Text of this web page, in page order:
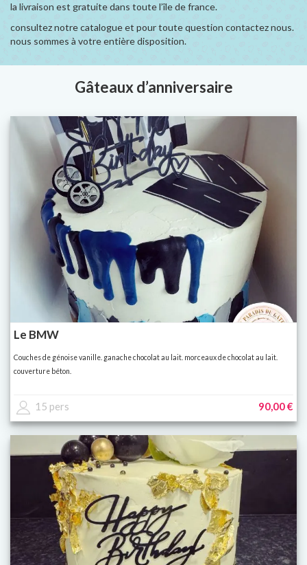
la livraison est gratuite dans toute l’île de france.
consultez notre catalogue et pour toute question contactez nous.
nous sommes à votre entière disposition.
Gâteaux d’anniversaire
Le BMW
Couches de génoise vanille. ganache chocolat au lait. morceaux de chocolat au lait.
couverture béton.
15 pers 90,00 €